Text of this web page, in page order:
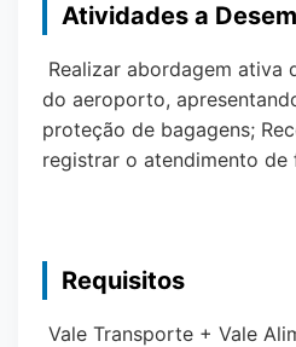
Atividades a
Realizar abordagem ativa
do aeroporto,
proteção de bagagens;
registrar o atendimento de
Requisitos
Vale Transporte + Vale